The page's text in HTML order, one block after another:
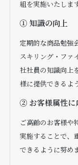
組を実施いたします
① 知識の向上
定期的な商品勉強
スキリング・ファ
社社員の知識向上
様に提供できるよ
② お客様属性に
ご高齢のお客様や
実施することで、
できるように努め